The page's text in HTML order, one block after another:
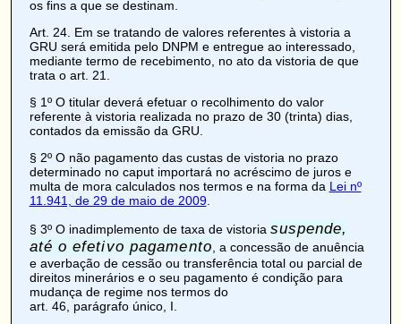
os fins a que se destinam.
Art. 24. Em se tratando de valores referentes à vistoria a
GRU será emitida pelo DNPM e entregue ao interessado,
mediante termo de recebimento, no ato da vistoria de que
trata o art. 21.
§ 1º O titular deverá efetuar o recolhimento do valor
referente à vistoria realizada no prazo de 30 (trinta) dias,
contados da emissão da GRU.
§ 2º O não pagamento das custas de vistoria no prazo
determinado no caput importará no acréscimo de juros e
multa de mora calculados nos termos e na forma da Lei nº
11.941, de 29 de maio de 2009.
§ 3º O inadimplemento de taxa de vistoria suspende,
até o efetivo pagamento , a concessão de anuência
e averbação de cessão ou transferência total ou parcial de
direitos minerários e o seu pagamento é condição para
mudança de regime nos termos do
art. 46, parágrafo único, I